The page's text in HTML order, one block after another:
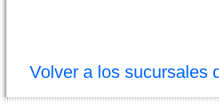
Volver a los sucursales